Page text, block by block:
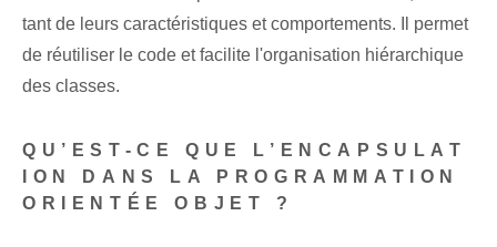
tant de leurs caractéristiques et comportements. Il permet
de réutiliser le code et facilite l'organisation hiérarchique
des classes.
QU’EST-CE QUE L’ENCAPSULAT
ION DANS LA PROGRAMMATION
ORIENTÉE OBJET ?